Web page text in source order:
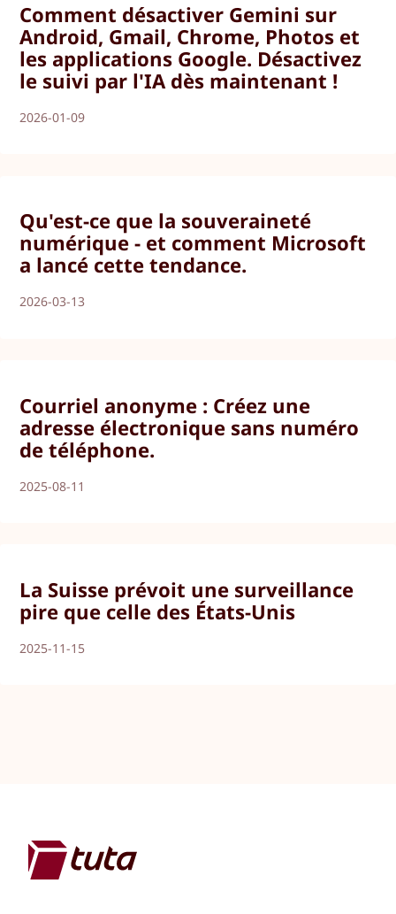
Comment désactiver Gemini sur
Android, Gmail, Chrome, Photos et
les applications Google. Désactivez
le suivi par l'IA dès maintenant !
2026-01-09
Qu'est-ce que la souveraineté
numérique - et comment Microsoft
a lancé cette tendance.
2026-03-13
Courriel anonyme : Créez une
adresse électronique sans numéro
de téléphone.
2025-08-11
La Suisse prévoit une surveillance
pire que celle des États-Unis
2025-11-15